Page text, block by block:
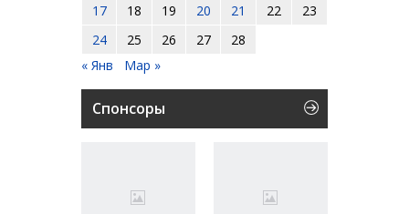
17
18 19 20 21 22
23
24
25 26 27
28
« Янв
Мар »
Спонсоры